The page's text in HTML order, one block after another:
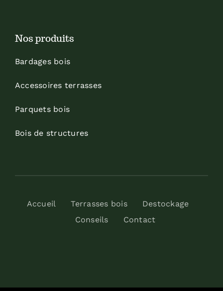
Nos produits
Bardages bois
Accessoires terrasses
Parquets bois
Bois de structures
Accueil Terrasses bois
Destockage
Conseils
Contact